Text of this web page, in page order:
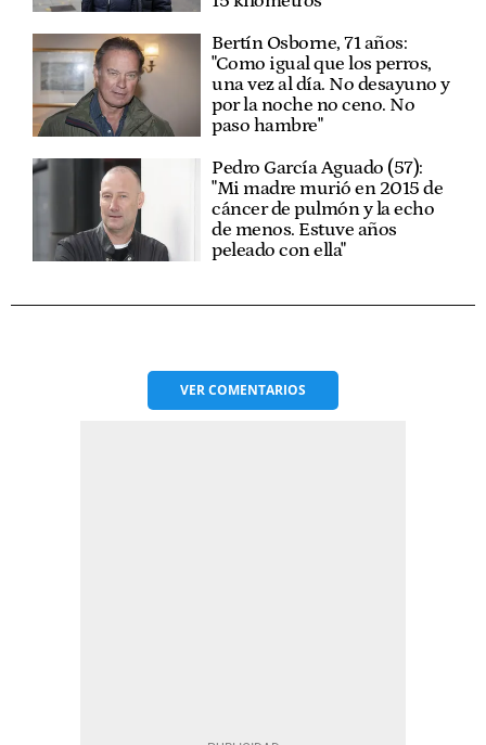
Bertín Osborne, 71 años:
"Como igual que los perros,
una vez al día. No desayuno y
por la noche no ceno. No
paso hambre"
Pedro García Aguado (57):
"Mi madre murió en 2015 de
cáncer de pulmón y la echo
de menos. Estuve años
peleado con ella"
VERCOMENTARIOS